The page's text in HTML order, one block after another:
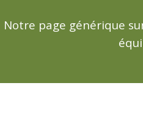
Notre page générique